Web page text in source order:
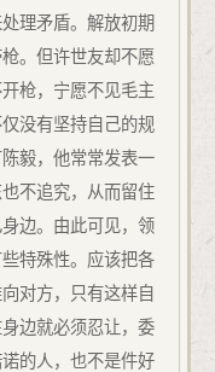
理矛盾。解放初期
。但许世友却不愿
枪，宁愿不见毛主
没有坚持自己的规
毅，他常常发表一
不追究，从而留住
边。由此可见，领
特殊性。应该把各
对方，只有这样自
边就必须忍让，委
的人，也不是件好